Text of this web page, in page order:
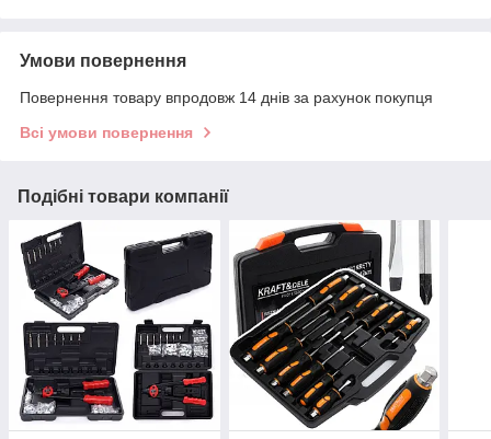
Умови повернення
Повернення товару впродовж 14 днів за рахунок покупця
Всі умови повернення
Подібні товари компанії